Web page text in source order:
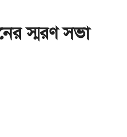
স্মরণ সভা